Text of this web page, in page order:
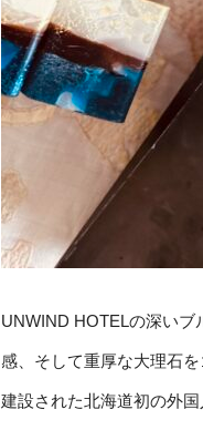
UNWIND HOTELの深い
感、そして重厚な大理石
建設された北海道初の外